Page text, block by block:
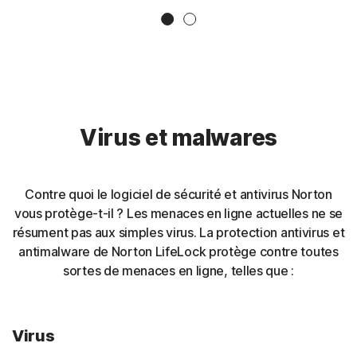
Slide 1 Slide 2
Virus et malwares
Contre quoi le logiciel de sécurité et antivirus Norton
vous protège-t-il ? Les menaces en ligne actuelles ne se
résument pas aux simples virus. La protection antivirus et
antimalware de Norton LifeLock protège contre toutes
sortes de menaces en ligne, telles que :
Virus